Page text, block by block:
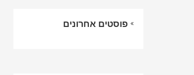
פוסטים אחרונים